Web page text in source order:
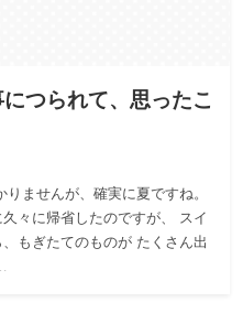
つられて、思ったこ
ませんが、確実に夏ですね。
々に帰省したのですが、 スイ
もぎたてのものが たくさん出